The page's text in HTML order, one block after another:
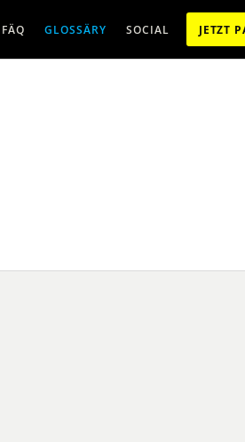
GLOSSÄRY SOCIAL JETZT